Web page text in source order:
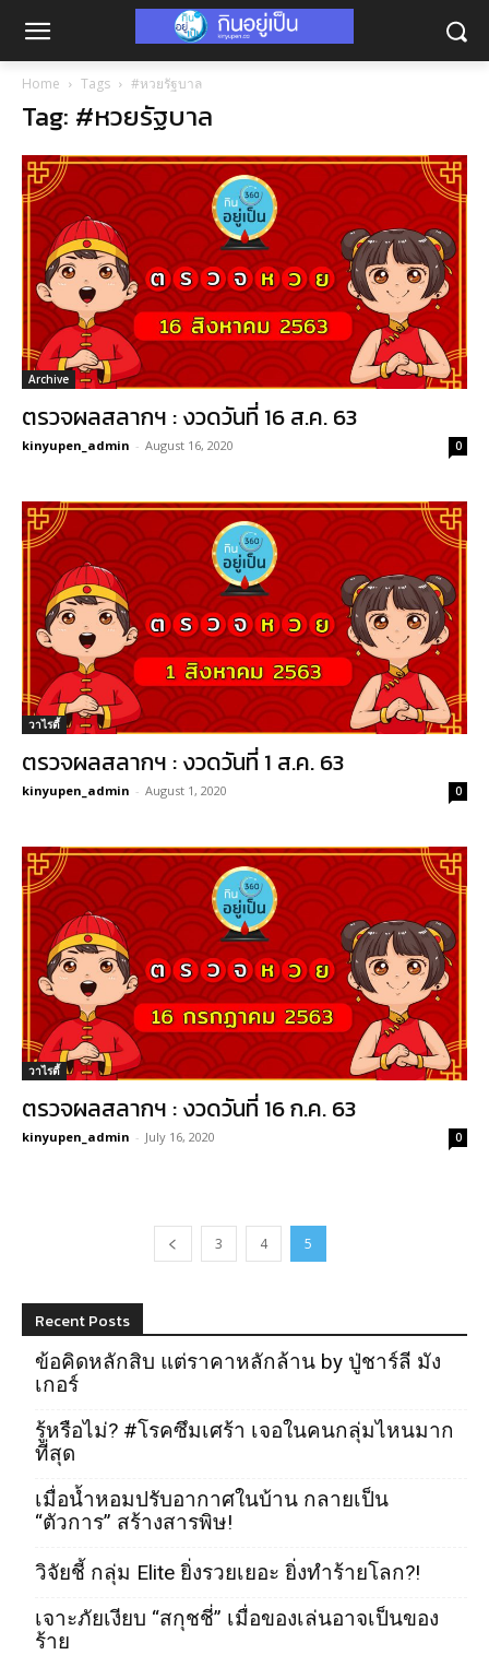
Home Tags #หวยรัฐบาล
Tag: #หวยรัฐบาล
Archive
ตรวจผลสลากฯ : งวดวันที่ 16 ส.ค. 63
kinyupen_admin - August 16, 2020 0
วาไรตี้
ตรวจผลสลากฯ : งวดวันที่ 1 ส.ค. 63
kinyupen_admin - August 1, 2020 0
วาไรตี้
ตรวจผลสลากฯ : งวดวันที่ 16 ก.ค. 63
kinyupen_admin - July 16, 2020 0
3 4 5
Recent Posts
ข้อคิดหลักสิบ แต่ราคาหลักล้าน by ปู่ชาร์ลี มัง
เกอร์
รู้หรือไม่? #โรคซึมเศร้า เจอในคนกลุ่มไหนมาก
ที่สุด
เมื่อน้ำหอมปรับอากาศในบ้าน กลายเป็น
“ตัวการ” สร้างสารพิษ!
วิจัยชี้ กลุ่ม Elite ยิ่งรวยเยอะ ยิ่งทำร้ายโลก?!
เจาะภัยเงียบ “สกุชชี่” เมื่อของเล่นอาจเป็นของ
ร้าย